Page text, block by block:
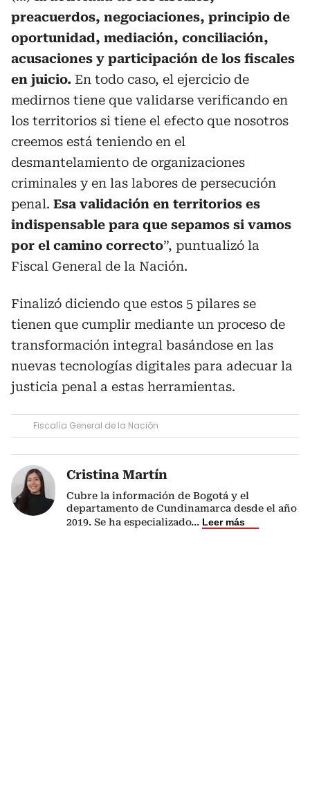
preacuerdos, negociaciones, principio de
oportunidad, mediación, conciliación,
acusaciones y participación de los fiscales
en juicio. En todo caso, el ejercicio de
medirnos tiene que validarse verificando en
los territorios si tiene el efecto que nosotros
creemos está teniendo en el
desmantelamiento de organizaciones
criminales y en las labores de persecución
penal. Esa validación en territorios es
indispensable para que sepamos si vamos
por el camino correcto”, puntualizó la
Fiscal General de la Nación.
Finalizó diciendo que estos 5 pilares se
tienen que cumplir mediante un proceso de
transformación integral basándose en las
nuevas tecnologías digitales para adecuar la
justicia penal a estas herramientas.
Fiscalía General de la Nación
Cristina Martín
Cubre la información de Bogotá y el
departamento de Cundinamarca desde el año
2019. Se ha especializado... Leer más